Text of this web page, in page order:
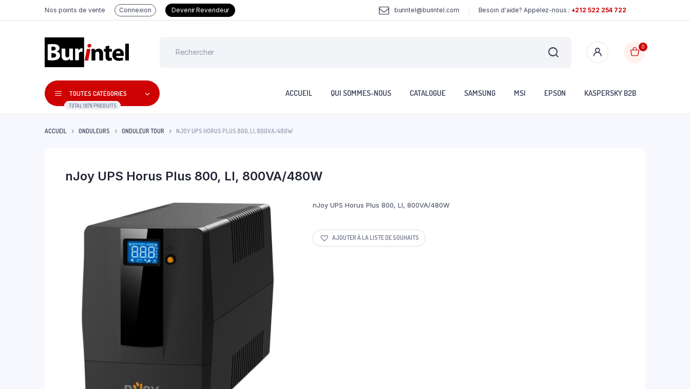
Nos points de vente Connexion Devenir Revendeur burintel@burintel.com Besoin d'aide? Appelez-nous : +212 522 254 722
0
TOUTES CATÉGORIES
TOTAL 1876 PRODUITS
ACCUEIL QUI SOMMES-NOUS CATALOGUE SAMSUNG MSI EPSON KASPERSKY B2B
ACCUEIL ONDULEURS ONDULEUR TOUR NJOY UPS HORUS PLUS 800, LI, 800VA/480W
nJoy UPS Horus Plus 800, LI, 800VA/480W
nJoy UPS Horus Plus 800, LI, 800VA/480W
AJOUTER À LA LISTE DE SOUHAITS